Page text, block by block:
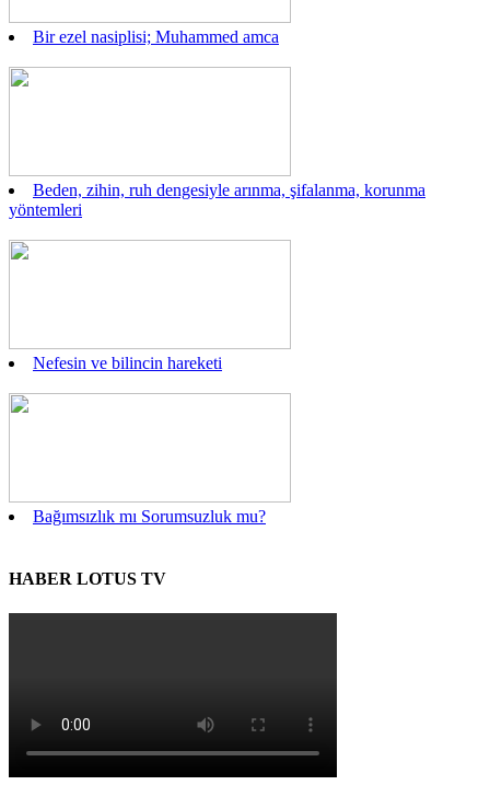
Bir ezel nasiplisi; Muhammed amca
Beden, zihin, ruh dengesiyle arınma, şifalanma, korunma
yöntemleri
Nefesin ve bilincin hareketi
Bağımsızlık mı Sorumsuzluk mu?
HABER LOTUS TV